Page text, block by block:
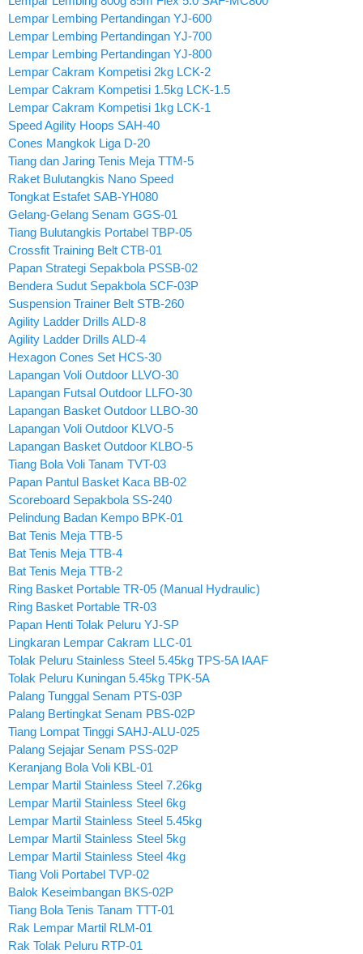
Lempar Lembing Pertandingan YJ-600
Lempar Lembing Pertandingan YJ-700
Lempar Lembing Pertandingan YJ-800
Lempar Cakram Kompetisi 2kg LCK-2
Lempar Cakram Kompetisi 1.5kg LCK-1.5
Lempar Cakram Kompetisi 1kg LCK-1
Speed Agility Hoops SAH-40
Cones Mangkok Liga D-20
Tiang dan Jaring Tenis Meja TTM-5
Raket Bulutangkis Nano Speed
Tongkat Estafet SAB-YH080
Gelang-Gelang Senam GGS-01
Tiang Bulutangkis Portabel TBP-05
Crossfit Training Belt CTB-01
Papan Strategi Sepakbola PSSB-02
Bendera Sudut Sepakbola SCF-03P
Suspension Trainer Belt STB-260
Agility Ladder Drills ALD-8
Agility Ladder Drills ALD-4
Hexagon Cones Set HCS-30
Lapangan Voli Outdoor LLVO-30
Lapangan Futsal Outdoor LLFO-30
Lapangan Basket Outdoor LLBO-30
Lapangan Voli Outdoor KLVO-5
Lapangan Basket Outdoor KLBO-5
Tiang Bola Voli Tanam TVT-03
Papan Pantul Basket Kaca BB-02
Scoreboard Sepakbola SS-240
Pelindung Badan Kempo BPK-01
Bat Tenis Meja TTB-5
Bat Tenis Meja TTB-4
Bat Tenis Meja TTB-2
Ring Basket Portable TR-05 (Manual Hydraulic)
Ring Basket Portable TR-03
Papan Henti Tolak Peluru YJ-SP
Lingkaran Lempar Cakram LLC-01
Tolak Peluru Stainless Steel 5.45kg TPS-5A IAAF
Tolak Peluru Kuningan 5.45kg TPK-5A
Palang Tunggal Senam PTS-03P
Palang Bertingkat Senam PBS-02P
Tiang Lompat Tinggi SAHJ-ALU-025
Palang Sejajar Senam PSS-02P
Keranjang Bola Voli KBL-01
Lempar Martil Stainless Steel 7.26kg
Lempar Martil Stainless Steel 6kg
Lempar Martil Stainless Steel 5.45kg
Lempar Martil Stainless Steel 5kg
Lempar Martil Stainless Steel 4kg
Tiang Voli Portabel TVP-02
Balok Keseimbangan BKS-02P
Tiang Bola Tenis Tanam TTT-01
Rak Lempar Martil RLM-01
Rak Tolak Peluru RTP-01